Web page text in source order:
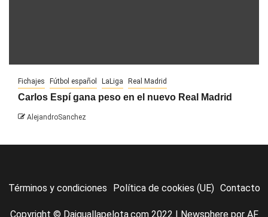
Fichajes Fútbol español LaLiga Real Madrid
Carlos Espí gana peso en el nuevo Real Madrid
AlejandroSanchez
Términos y condiciones Política de cookies (UE) Contacto
Copyright © Daiguallapelota.com 2022 | Newspherepor AF